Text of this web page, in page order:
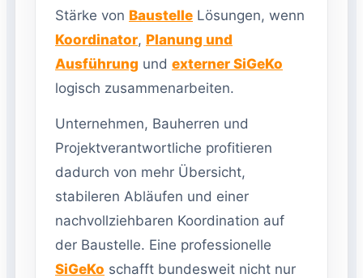
Stärke von Baustelle Lösungen, wenn
Koordinator, Planung und
Ausführung und externer SiGeKo
logisch zusammenarbeiten.
Unternehmen, Bauherren und
Projektverantwortliche profitieren
dadurch von mehr Übersicht,
stabileren Abläufen und einer
nachvollziehbaren Koordination auf
der Baustelle. Eine professionelle
SiGeKo schafft bundesweit nicht nur